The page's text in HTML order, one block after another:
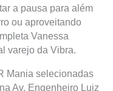
a pausa para além
ou aproveitando
Vanessa
varejo da Vibra.
Mania selecionadas
Av. Engenheiro Luiz